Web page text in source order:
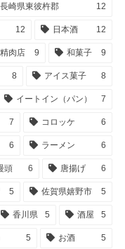
長崎県東彼杵郡 12
12 日本酒 12
精肉店 9 和菓子 9
8 アイス菓子 8
イートイン（パン） 7
7 コロッケ 6
6 ラーメン 6
頭 6 唐揚げ 6
5 佐賀県嬉野市 5
香川県 5 酒屋 5
5 お酒 5